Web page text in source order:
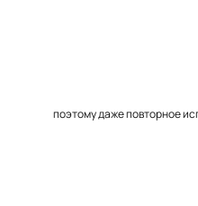
поэтому даже повторное